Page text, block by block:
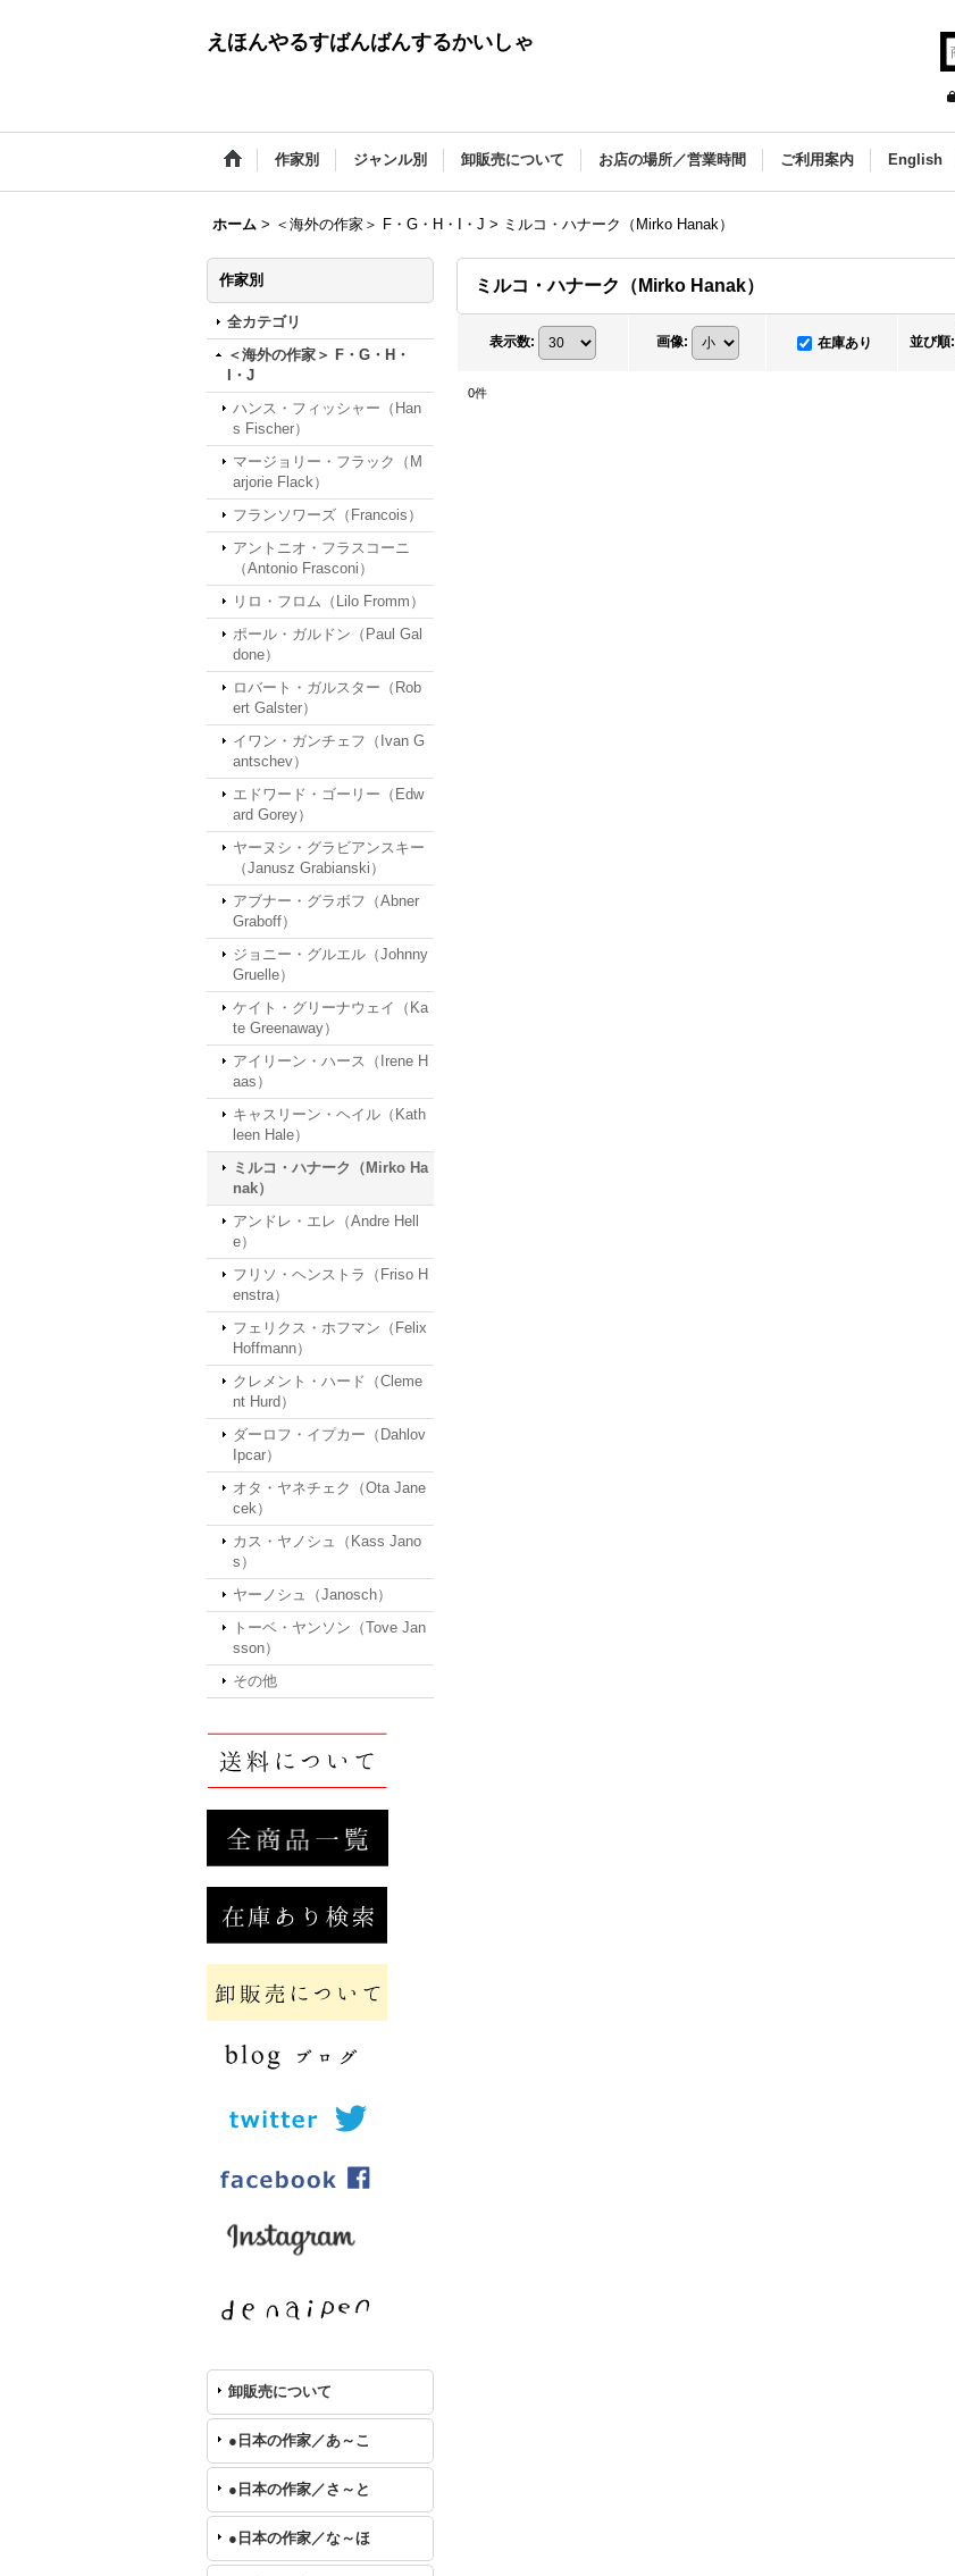
えほんやるすばんばんするかいしゃ
作家別 ジャンル別 卸販売について お店の場所／営業時間 ご利用案内 English
ホーム > ＜海外の作家＞ F・G・H・I・J > ミルコ・ハナーク（Mirko Hanak）
作家別
全カテゴリ
＜海外の作家＞ F・G・H・
I・J
ハンス・フィッシャー（Han
s Fischer）
マージョリー・フラック（M
arjorie Flack）
フランソワーズ（Francois）
アントニオ・フラスコーニ
（Antonio Frasconi）
リロ・フロム（Lilo Fromm）
ポール・ガルドン（Paul Gal
done）
ロバート・ガルスター（Rob
ert Galster）
イワン・ガンチェフ（Ivan G
antschev）
エドワード・ゴーリー（Edw
ard Gorey）
ヤーヌシ・グラビアンスキー
（Janusz Grabianski）
アブナー・グラボフ（Abner
Graboff）
ジョニー・グルエル（Johnny
Gruelle）
ケイト・グリーナウェイ（Ka
te Greenaway）
アイリーン・ハース（Irene H
aas）
キャスリーン・ヘイル（Kath
leen Hale）
ミルコ・ハナーク（Mirko Ha
nak）
アンドレ・エレ（Andre Hell
e）
フリソ・ヘンストラ（Friso H
enstra）
フェリクス・ホフマン（Felix
Hoffmann）
クレメント・ハード（Cleme
nt Hurd）
ダーロフ・イプカー（Dahlov
Ipcar）
オタ・ヤネチェク（Ota Jane
cek）
カス・ヤノシュ（Kass Jano
s）
ヤーノシュ（Janosch）
トーベ・ヤンソン（Tove Jan
sson）
その他
卸販売について
●日本の作家／あ～こ
●日本の作家／さ～と
●日本の作家／な～ほ
ミルコ・ハナーク（Mirko Hanak）
表示数: 画像: 在庫あり 並び順:
0件